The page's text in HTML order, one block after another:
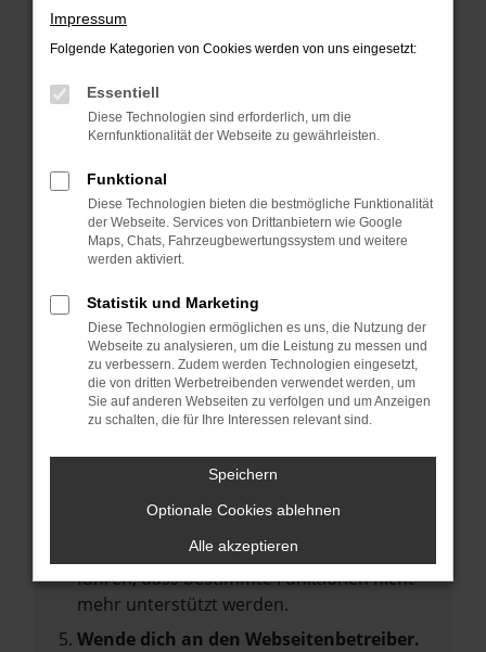
Beim Laden ist ein Fehler aufgetreten.
Hier sind ein paar Tipps, die dir helfen können:
Überprüfe deine Firewall und deine
Internetverbindung.
Laden andere Webseiten, zum Beispiel
Prüfe deine Browsererweiterungen.
Manche Erweiterungen, wie Werbeblocker,
können das Laden bestimmter Seiten
anderen Browser oder in einem privaten
Fenster?
Starte dein Gerät neu.
Das kann manchmal helfen,
vorübergehende Probleme zu beheben.
Betriebssystem auf dem neuesten Stand
Veraltete Software birgt nicht nur ein
Sicherheitsrisiko, sondern kann auch dazu
führen, dass bestimmte Funktionen nicht
mehr unterstützt werden.
Wende dich an den Webseitenbetreiber.
Impressum
Folgende Kategorien von Cookies werden von uns eingesetzt:
Essentiell
Diese Technologien sind erforderlich, um die
Kernfunktionalität der Webseite zu gewährleisten.
Funktional
Diese Technologien bieten die bestmögliche Funktionalität
der Webseite. Services von Drittanbietern wie Google
Maps, Chats, Fahrzeugbewertungssystem und weitere
werden aktiviert.
Statistik und Marketing
Diese Technologien ermöglichen es uns, die Nutzung der
Webseite zu analysieren, um die Leistung zu messen und
zu verbessern. Zudem werden Technologien eingesetzt,
die von dritten Werbetreibenden verwendet werden, um
Sie auf anderen Webseiten zu verfolgen und um Anzeigen
zu schalten, die für Ihre Interessen relevant sind.
Speichern
Optionale Cookies ablehnen
Alle akzeptieren